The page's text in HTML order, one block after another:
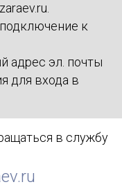
к
адрес эл. почты
для входа в
в службу